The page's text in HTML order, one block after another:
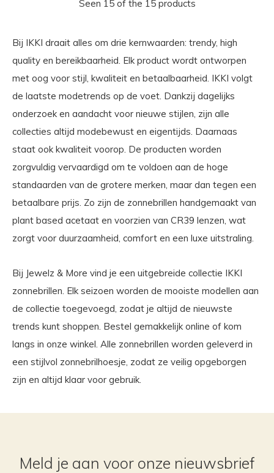
Seen 15 of the 15 products
Bij IKKI draait alles om drie kernwaarden: trendy, high
quality en bereikbaarheid. Elk product wordt ontworpen
met oog voor stijl, kwaliteit en betaalbaarheid. IKKI volgt
de laatste modetrends op de voet. Dankzij dagelijks
onderzoek en aandacht voor nieuwe stijlen, zijn alle
collecties altijd modebewust en eigentijds. Daarnaas
staat ook kwaliteit voorop. De producten worden
zorgvuldig vervaardigd om te voldoen aan de hoge
standaarden van de grotere merken, maar dan tegen een
betaalbare prijs. Zo zijn de zonnebrillen handgemaakt van
plant based acetaat en voorzien van CR39 lenzen, wat
zorgt voor duurzaamheid, comfort en een luxe uitstraling.
Bij Jewelz & More vind je een uitgebreide collectie IKKI
zonnebrillen. Elk seizoen worden de mooiste modellen aan
de collectie toegevoegd, zodat je altijd de nieuwste
trends kunt shoppen. Bestel gemakkelijk online of kom
langs in onze winkel. Alle zonnebrillen worden geleverd in
een stijlvol zonnebrilhoesje, zodat ze veilig opgeborgen
zijn en altijd klaar voor gebruik.
Meld je aan voor onze nieuwsbrief